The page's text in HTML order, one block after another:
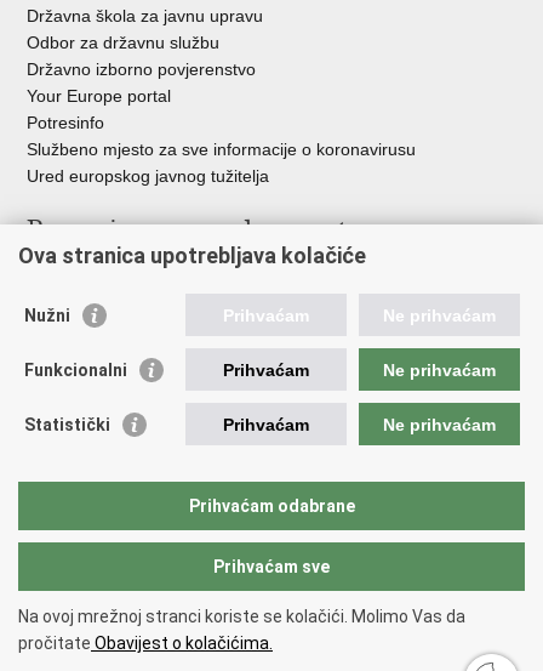
Državna škola za javnu upravu
Odbor za državnu službu
Državno izborno povjerenstvo
Your Europe portal
Potresinfo
Službeno mjesto za sve informacije o koronavirusu
Ured europskog javnog tužitelja
Poveznice pravosudnog sustava
Državno odvjetništvo
Ured za suzbijanje korupcije i organiziranog kriminaliteta
Državnoodvjetničko vijeće
Hrvatska odvjetnička komora
Europski pravosudni portal
Copyright © 2026 Ministarstvo pravosuđa, uprave i digitalne
transformacije Republike Hrvatske.
pristupačnosti.
Ova stranica upotrebljava kolačiće
Nužni Prihvaćam Ne prihvaćam
Funkcionalni Prihvaćam Ne prihvaćam
Statistički Prihvaćam Ne prihvaćam
Prihvaćam odabrane
Prihvaćam sve
Na ovoj mrežnoj stranci koriste se kolačići. Molimo Vas da
pročitate Obavijest o kolačićima.